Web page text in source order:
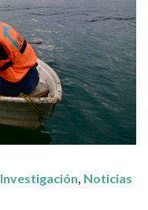
Investigación, Noticias